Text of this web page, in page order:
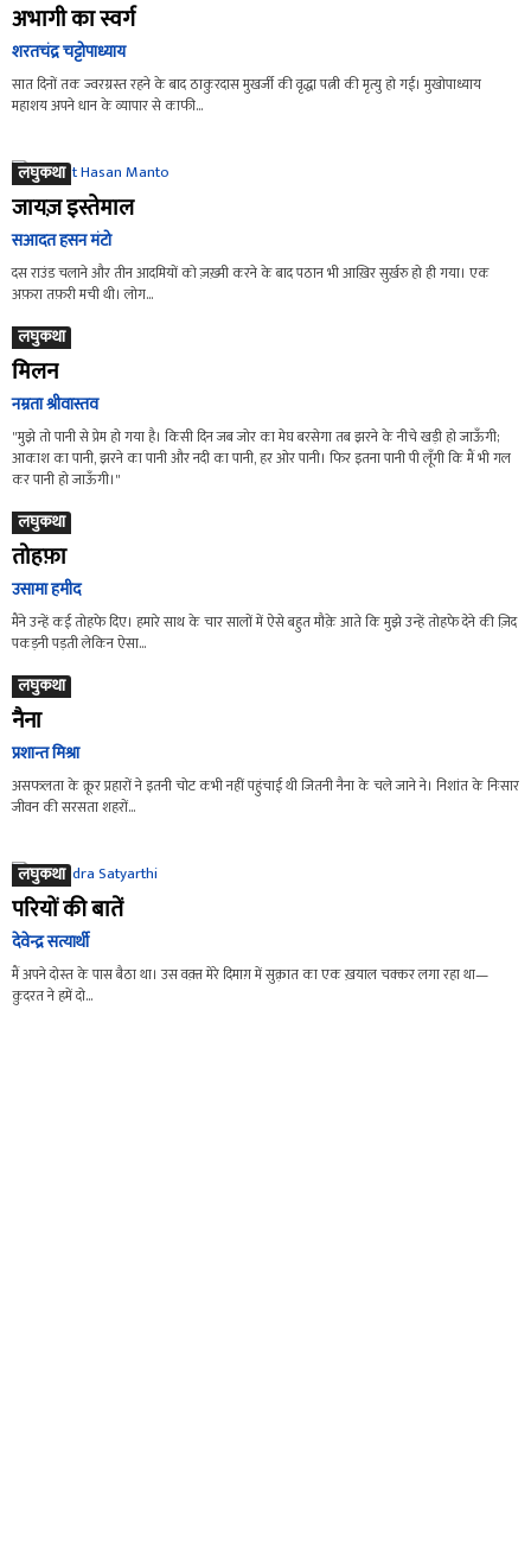
अभागी का स्वर्ग
शरतचंद्र चट्टोपाध्याय
सात दिनों तक ज्वरग्रस्त रहने के बाद ठाकुरदास मुखर्जी की वृद्धा पत्नी की मृत्यु हो गई। मुखोपाध्याय
महाशय अपने धान के व्यापार से काफी...
लघुकथा
जायज़ इस्तेमाल
सआदत हसन मंटो
दस राउंड चलाने और तीन आदमियों को ज़ख़्मी करने के बाद पठान भी आख़िर सुर्ख़रु हो ही गया। एक
अफ़रा तफ़री मची थी। लोग...
लघुकथा
मिलन
नम्रता श्रीवास्तव
"मुझे तो पानी से प्रेम हो गया है। किसी दिन जब जोर का मेघ बरसेगा तब झरने के नीचे खड़ी हो जाऊँगी;
आकाश का पानी, झरने का पानी और नदी का पानी, हर ओर पानी। फिर इतना पानी पी लूँगी कि मैं भी गल
कर पानी हो जाऊँगी।"
लघुकथा
तोहफ़ा
उसामा हमीद
मैंने उन्हें कई तोहफे दिए। हमारे साथ के चार सालों में ऐसे बहुत मौक़े आते कि मुझे उन्हें तोहफे देने की ज़िद
पकड़नी पड़ती लेकिन ऐसा...
लघुकथा
नैना
प्रशान्त मिश्रा
असफलता के क्रूर प्रहारों ने इतनी चोट कभी नहीं पहुंचाई थी जितनी नैना के चले जाने ने। निशांत के निःसार
जीवन की सरसता शहरों...
लघुकथा
परियों की बातें
देवेन्द्र सत्यार्थी
मैं अपने दोस्त के पास बैठा था। उस वक़्त मेरे दिमाग़ में सुक़्रात का एक ख़याल चक्कर लगा रहा था—
क़ुदरत ने हमें दो...